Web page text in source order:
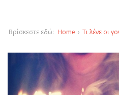
Βρίσκεστε εδώ: Home › Τι λένε οι